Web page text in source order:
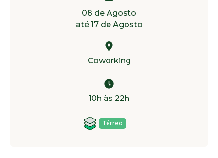
08 de Agosto
até 17 de Agosto
Coworking
10h às 22h
Térreo